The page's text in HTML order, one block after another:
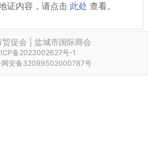
证内容，请点击 此处 查看。
贸促会 | 盐城市国际商会
备2023002627号-1
网安备32099502000787号